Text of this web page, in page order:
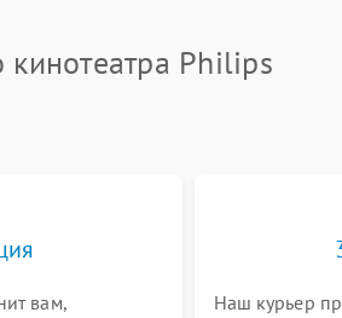
Philips
вам,
Наш курьер